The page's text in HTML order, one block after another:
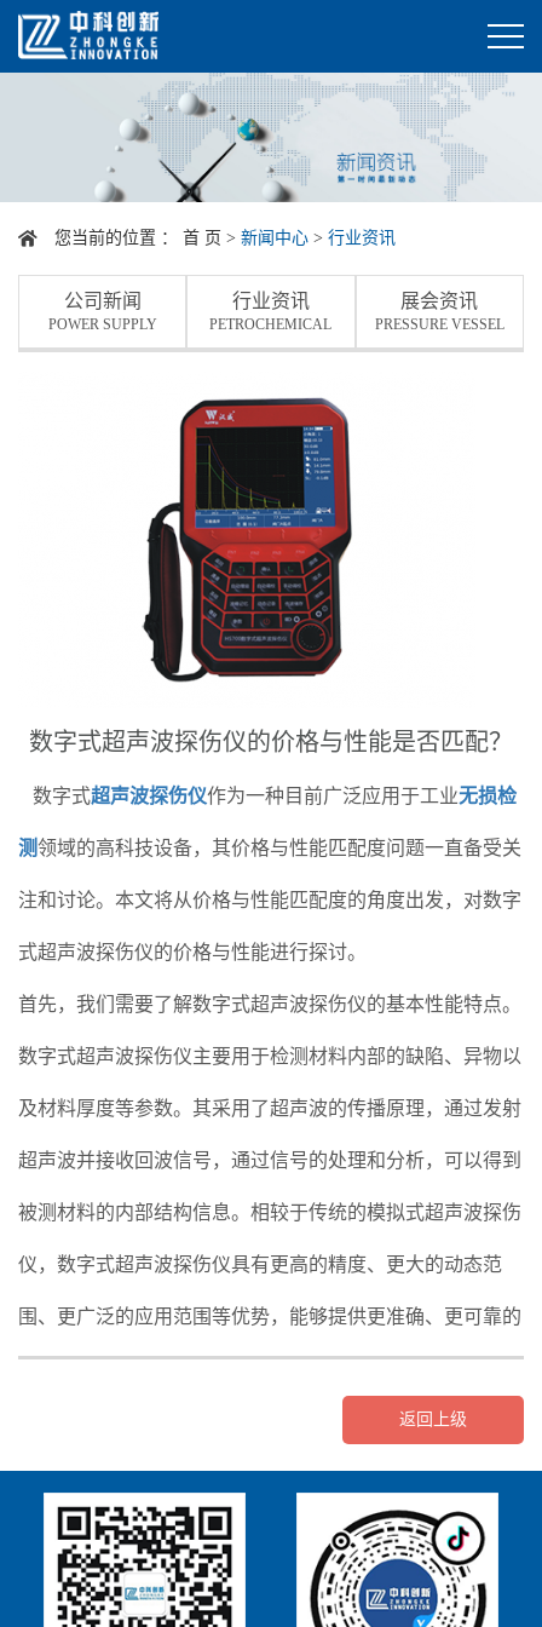
您当前的位置 ： 首 页 > 新闻中心 > 行业资讯
公司新闻
POWER SUPPLY
行业资讯
PETROCHEMICAL
展会资讯
PRESSURE VESSEL
数字式超声波探伤仪的价格与性能是否匹配？
数字式超声波探伤仪作为一种目前广泛应用于工业无损检
测领域的高科技设备，其价格与性能匹配度问题一直备受关
注和讨论。本文将从价格与性能匹配度的角度出发，对数字
式超声波探伤仪的价格与性能进行探讨。
首先，我们需要了解数字式超声波探伤仪的基本性能特点。
数字式超声波探伤仪主要用于检测材料内部的缺陷、异物以
及材料厚度等参数。其采用了超声波的传播原理，通过发射
超声波并接收回波信号，通过信号的处理和分析，可以得到
被测材料的内部结构信息。相较于传统的模拟式超声波探伤
仪，数字式超声波探伤仪具有更高的精度、更大的动态范
围、更广泛的应用范围等优势，能够提供更准确、更可靠的
其次，我们需要探讨数字式超声波探伤仪的价格。超声波探
伤仪的价格通常是根据其性能水平、品牌知名度、市场竞争
情况等因素来决定的。一般来说，数字式超声波探伤仪价格
较高，相较于传统的模拟式超声波探伤仪有较大的差距。然
返回上级